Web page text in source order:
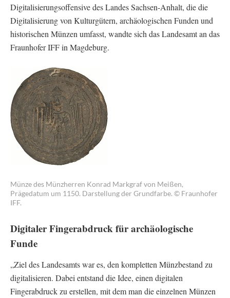
Digitalisierungsoffensive des Landes Sachsen-Anhalt, die die
Digitalisierung von Kulturgütern, archäologischen Funden und
historischen Münzen umfasst, wandte sich das Landesamt an das
Fraunhofer IFF in Magdeburg.
Münze des Münzherren Konrad Markgraf von Meißen,
Prägedatum um 1150. Darstellung der Grundfarbe. © Fraunhofer
IFF.
Digitaler Fingerabdruck für archäologische
Funde
„Ziel des Landesamts war es, den kompletten Münzbestand zu
digitalisieren. Dabei entstand die Idee, einen digitalen
Fingerabdruck zu erstellen, mit dem man die einzelnen Münzen